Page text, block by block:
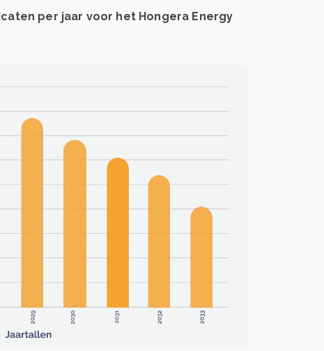
per jaar voor het Hongera Energy